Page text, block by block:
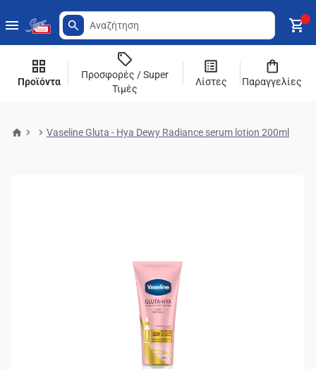
Προϊόντα
Προσφορές / Super
Τιμές
Λίστες Παραγγελίες
Vaseline Gluta - Hya Dewy Radiance serum lotion 200ml